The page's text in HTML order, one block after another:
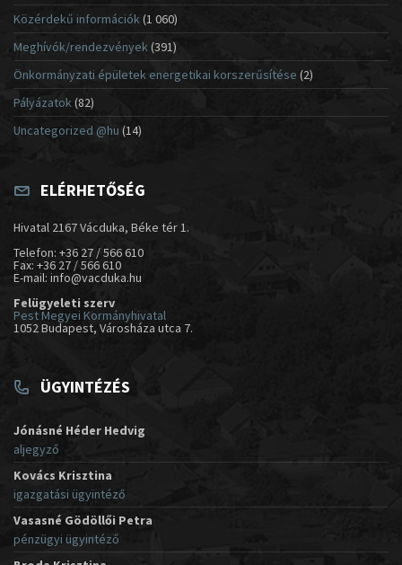
Közérdekű információk(1 060)
Meghívók/rendezvények (391)
Önkormányzati épületek energetikai korszerűsítése (2)
Pályázatok (82)
Uncategorized @hu (14)
ELÉRHETŐSÉG
Hivatal 2167 Vácduka, Béke tér 1.
Telefon: +36 27 / 566 610
Fax: +36 27 / 566 610
E-mail: info@vacduka.hu
Felügyeleti szerv
Pest Megyei Kormányhivatal
1052 Budapest, Városháza utca 7.
ÜGYINTÉZÉS
Jónásné Héder Hedvig
aljegyző
Kovács Krisztina
igazgatási ügyintéző
Vasasné Gödöllői Petra
pénzügyi ügyintéző